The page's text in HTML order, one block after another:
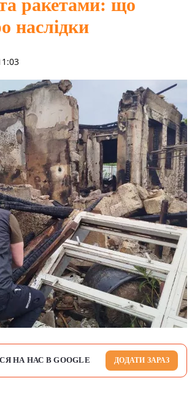
ракетами: що
наслідки
НА НАС В GOOGLE ДОДАТИ ЗАРАЗ